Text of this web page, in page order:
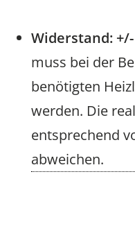
Widerstand: +/-
muss bei der
benötigten
werden. Die
entsprechend
abweichen.